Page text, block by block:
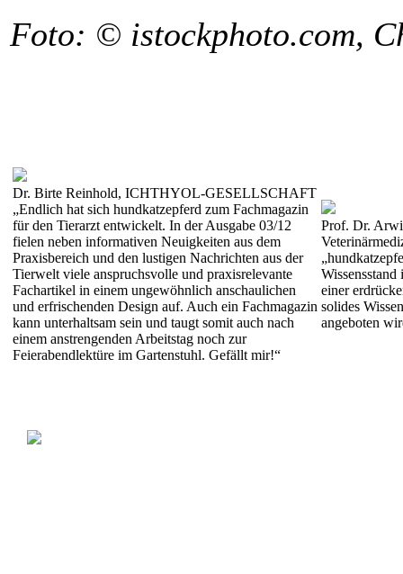
Foto: © istockphoto.com,
Dr. Birte Reinhold, ICHTHYOL-GESELLSCHAFT
„Endlich hat sich hundkatzepferd zum Fachmagazin
für den Tierarzt entwickelt. In der Ausgabe 03/12
fielen neben informativen Neuigkeiten aus dem
Praxisbereich und den lustigen Nachrichten aus der
Tierwelt viele anspruchsvolle und praxisrelevante
Fachartikel in einem ungewöhnlich anschaulichen
und erfrischenden Design auf. Auch ein Fachmagazin
kann unterhaltsam sein und taugt somit auch nach
einem anstrengenden Arbeitstag noch zur
Feierabendlektüre im Gartenstuhl. Gefällt mir!“
Prof. Dr.
einer
solides
angeboten